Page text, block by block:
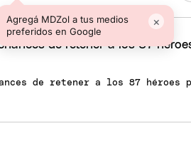
Agregá MDZol a tus medios
preferidos en Google
×
de retener a los 87 héroes